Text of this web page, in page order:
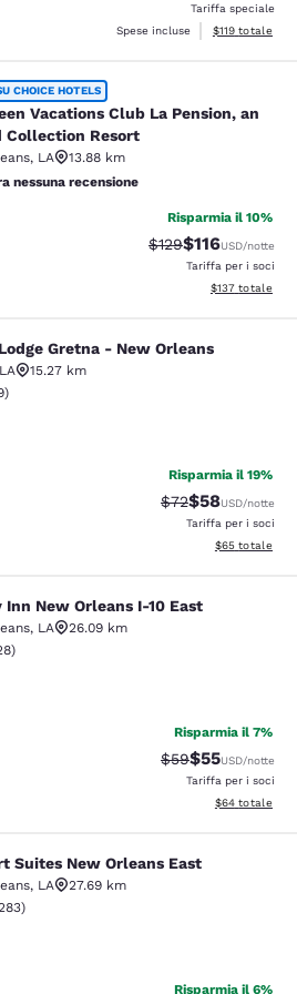
Tariffa speciale
Spese incluse
Visualizza i
$119 totale
Club La
CHOICE HOTELS
Vacations Club La Pension, an
Collection Resort
, LA
13.88 km
recensione
nessuna recensione
Risparmia il 10%
Tariffa di
$129Tariffa
$116USD/notte
Tariffa per i soci
Visualizza i
$137 totale
- New Orleans
Gretna - New Orleans
LA
15.27 km
di 2.78 stelle. Discreto. 89 recensioni
)
Risparmia il 19%
Tariffa di
$72Tariffa
$58USD/notte
Tariffa per i soci
Visualizza i
$65 totale
Orleans I-10 East
Inn New Orleans I-10 East
, LA
26.09 km
di 2.58 stelle. Discreto. 228 recensioni
)
Risparmia il 7%
Tariffa di
$59Tariffa
$55USD/notte
Tariffa per i soci
Visualizza i
$64 totale
New Orleans East
Suites New Orleans East
, LA
27.69 km
di 4.2 stelle. Ottimo. 1283 recensioni
)
Risparmia il 6%